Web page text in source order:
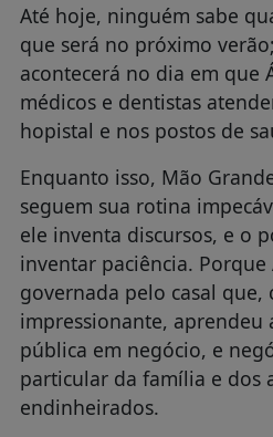
Até hoje, ninguém sabe
que será no próximo
acontecerá no dia em que
médicos e dentistas
hopistal e nos postos de
Enquanto isso, Mão
seguem sua rotina
ele inventa discursos, e o
inventar paciência. Porque
governada pelo casal que,
impressionante, aprendeu
pública em negócio, e
particular da família e dos
endinheirados.